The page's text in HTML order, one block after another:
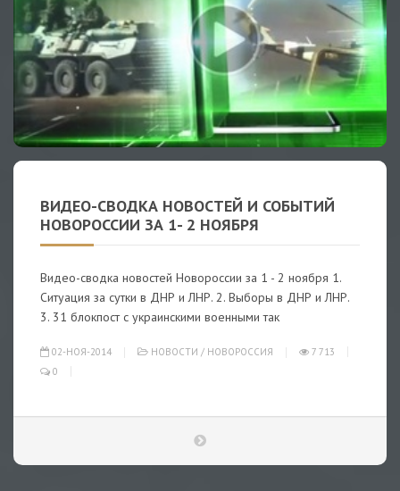
ВИДЕО-СВОДКА НОВОСТЕЙ И СОБЫТИЙ
НОВОРОССИИ ЗА 1- 2 НОЯБРЯ
Видео-сводка новостей Новороссии за 1 - 2 ноября 1.
Ситуация за сутки в ДНР и ЛНР. 2. Выборы в ДНР и ЛНР.
3. 31 блокпост с украинскими военными так
02-НОЯ-2014 НОВОСТИ / НОВОРОССИЯ
7 713
0